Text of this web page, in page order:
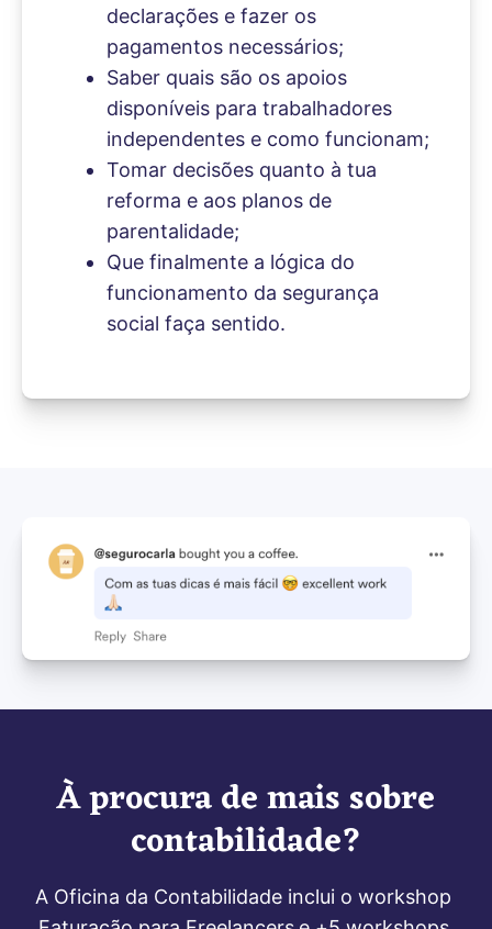
declarações e fazer os
pagamentos necessários;
Saber quais são os apoios
disponíveis para trabalhadores
independentes e como funcionam;
Tomar decisões quanto à tua
reforma e aos planos de
parentalidade;
Que finalmente a lógica do
funcionamento da segurança
social faça sentido.
À procura de mais sobre
contabilidade?
A Oficina da Contabilidade inclui o workshop